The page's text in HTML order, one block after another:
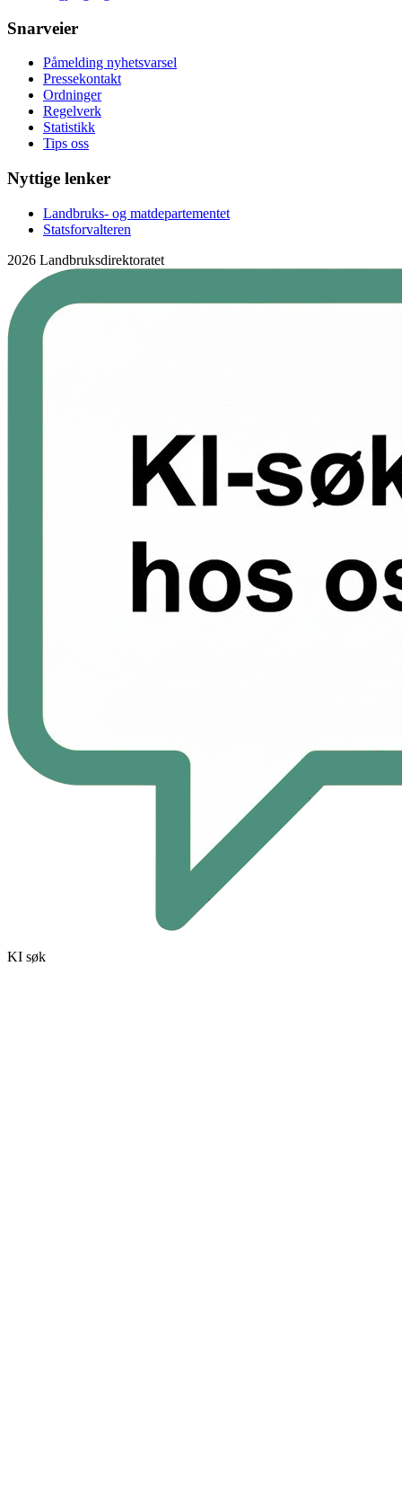
Snarveier
Påmelding nyhetsvarsel
Pressekontakt
Ordninger
Regelverk
Statistikk
Tips oss
Nyttige lenker
Landbruks- og matdepartementet
Statsforvalteren
2026 Landbruksdirektoratet
KI søk